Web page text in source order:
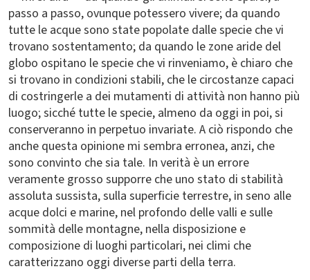
passo a passo, ovunque potessero vivere; da quando
tutte le acque sono state popolate dalle specie che vi
trovano sostentamento; da quando le zone aride del
globo ospitano le specie che vi rinveniamo, è chiaro che
si trovano in condizioni stabili, che le circostanze capaci
di costringerle a dei mutamenti di attività non hanno più
luogo; sicché tutte le specie, almeno da oggi in poi, si
conserveranno in perpetuo invariate. A ciò rispondo che
anche questa opinione mi sembra erronea, anzi, che
sono convinto che sia tale. In verità è un errore
veramente grosso supporre che uno stato di stabilità
assoluta sussista, sulla superficie terrestre, in seno alle
acque dolci e marine, nel profondo delle valli e sulle
sommità delle montagne, nella disposizione e
composizione di luoghi particolari, nei climi che
caratterizzano oggi diverse parti della terra.